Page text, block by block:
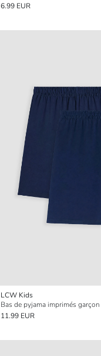
6.99 EUR
LCW Kids
Bas de pyjama imprimés
11.99 EUR